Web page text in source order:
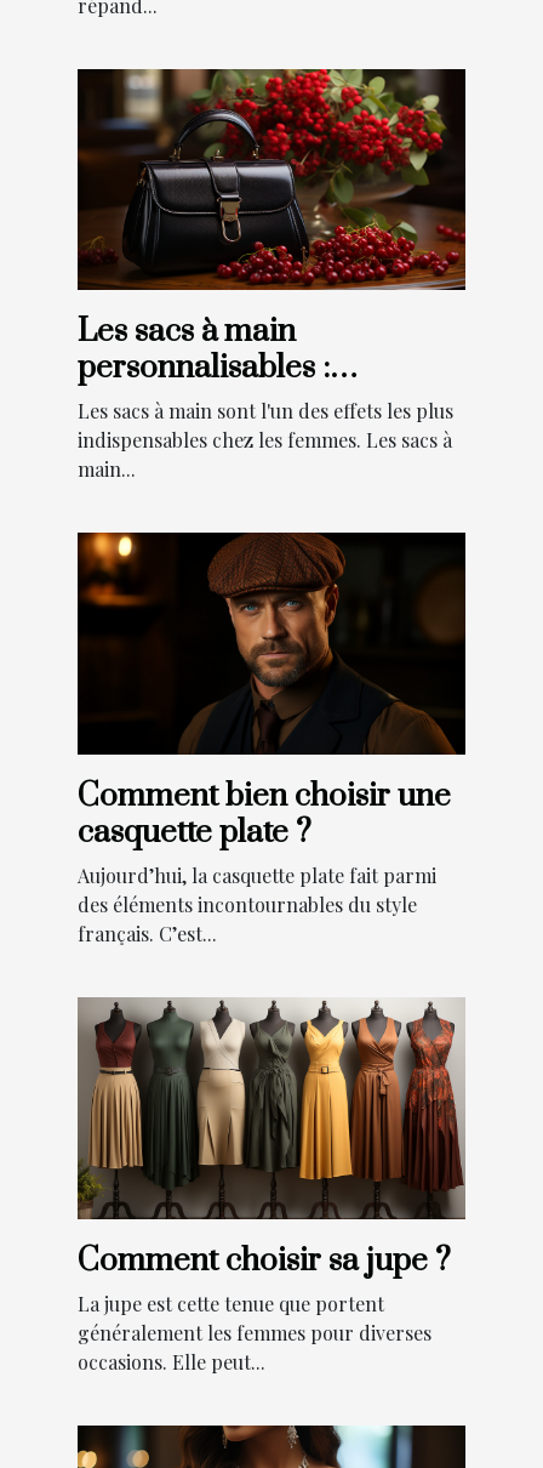
répand...
Les sacs à main
personnalisables :
Pourquoi faire ce choix ?
Les sacs à main sont l'un des effets les plus
indispensables chez les femmes. Les sacs à
main...
Comment bien choisir une
casquette plate ?
Aujourd’hui, la casquette plate fait parmi
des éléments incontournables du style
français. C’est...
Comment choisir sa jupe ?
La jupe est cette tenue que portent
généralement les femmes pour diverses
occasions. Elle peut...